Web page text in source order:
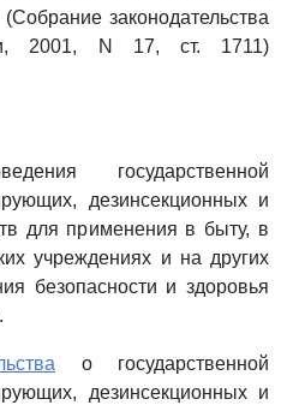
законодательства
2001, N 17, ст. 1711)
государственной
дезинсекционных и
для применения в быту, в
учреждениях и на других
безопасности и здоровья
о государственной
дезинсекционных и